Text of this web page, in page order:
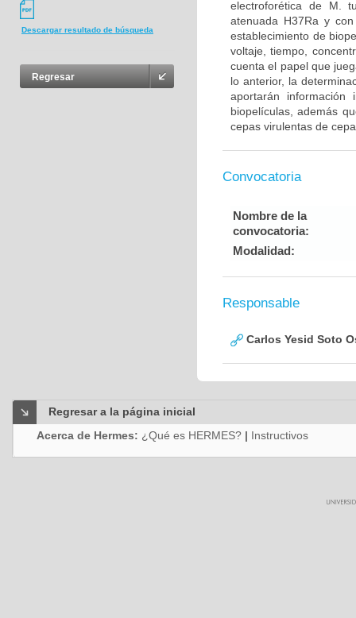
Descargar resultado de búsqueda
Regresar
electroforética de M.
atenuada H37Ra y
establecimiento de
voltaje, tiempo,
cuenta el papel que
lo anterior, la
aportarán
biopelículas, además
cepas virulentas de
Convocatoria
Nombre de la
convocatoria:
Modalidad:
Responsable
Carlos Yesid Soto
Regresar a la página inicial
Acerca de Hermes: ¿Qué es HERMES? | Instructivos